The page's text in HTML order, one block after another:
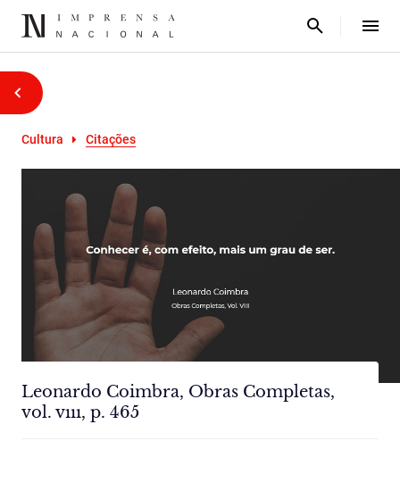
Cultura Citações
Leonardo Coimbra, Obras Completas,
vol. vııı, p. 465